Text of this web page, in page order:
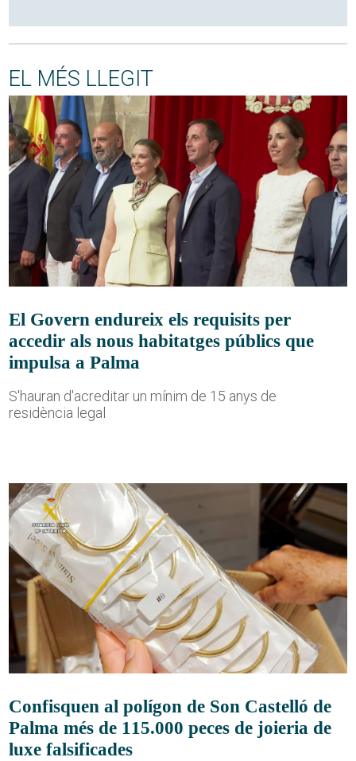
EL MÉS LLEGIT
El Govern endureix els requisits per
accedir als nous habitatges públics que
impulsa a Palma
S'hauran d'acreditar un mínim de 15 anys de
residència legal
Confisquen al polígon de Son Castelló de
Palma més de 115.000 peces de joieria de
luxe falsificades